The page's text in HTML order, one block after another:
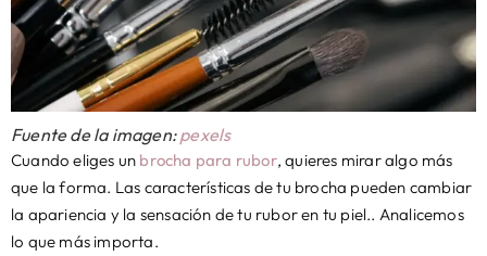
Fuente de la imagen:pexels
Cuando eliges un brocha para rubor, quieres mirar algo más
que la forma. Las características de tu brocha pueden cambiar
la apariencia y la sensación de tu rubor en tu piel.. Analicemos
lo que más importa.